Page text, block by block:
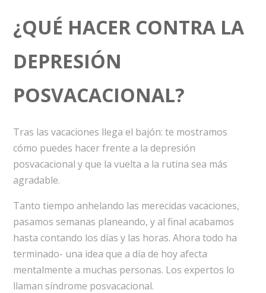
¿QUÉ HACER CONTRA LA
DEPRESIÓN
POSVACACIONAL?
Tras las vacaciones llega el bajón: te mostramos
cómo puedes hacer frente a la depresión
posvacacional y que la vuelta a la rutina sea más
agradable.
Tanto tiempo anhelando las merecidas vacaciones,
pasamos semanas planeando, y al final acabamos
hasta contando los días y las horas. Ahora todo ha
terminado- una idea que a día de hoy afecta
mentalmente a muchas personas. Los expertos lo
llaman síndrome posvacacional.